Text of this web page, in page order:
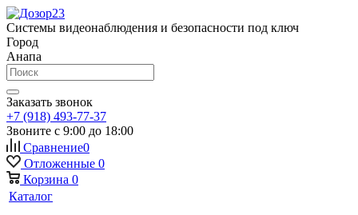
Системы видеонаблюдения и безопасности под ключ
Город
Анапа
Заказать звонок
+7 (918) 493-77-37
Звоните с 9:00 до 18:00
Сравнение0
Отложенные 0
Корзина 0
Каталог